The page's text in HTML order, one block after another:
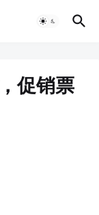
促销票